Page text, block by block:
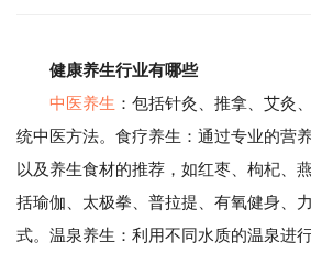
健康养生行业有哪些
中医养生 ：包括针灸、推拿、艾灸
统中医方法。食疗养生：通过专业的营
以及养生食材的推荐，如红枣、枸杞、
括瑜伽、太极拳、普拉提、有氧健身、
式。温泉养生：利用不同水质的温泉进行